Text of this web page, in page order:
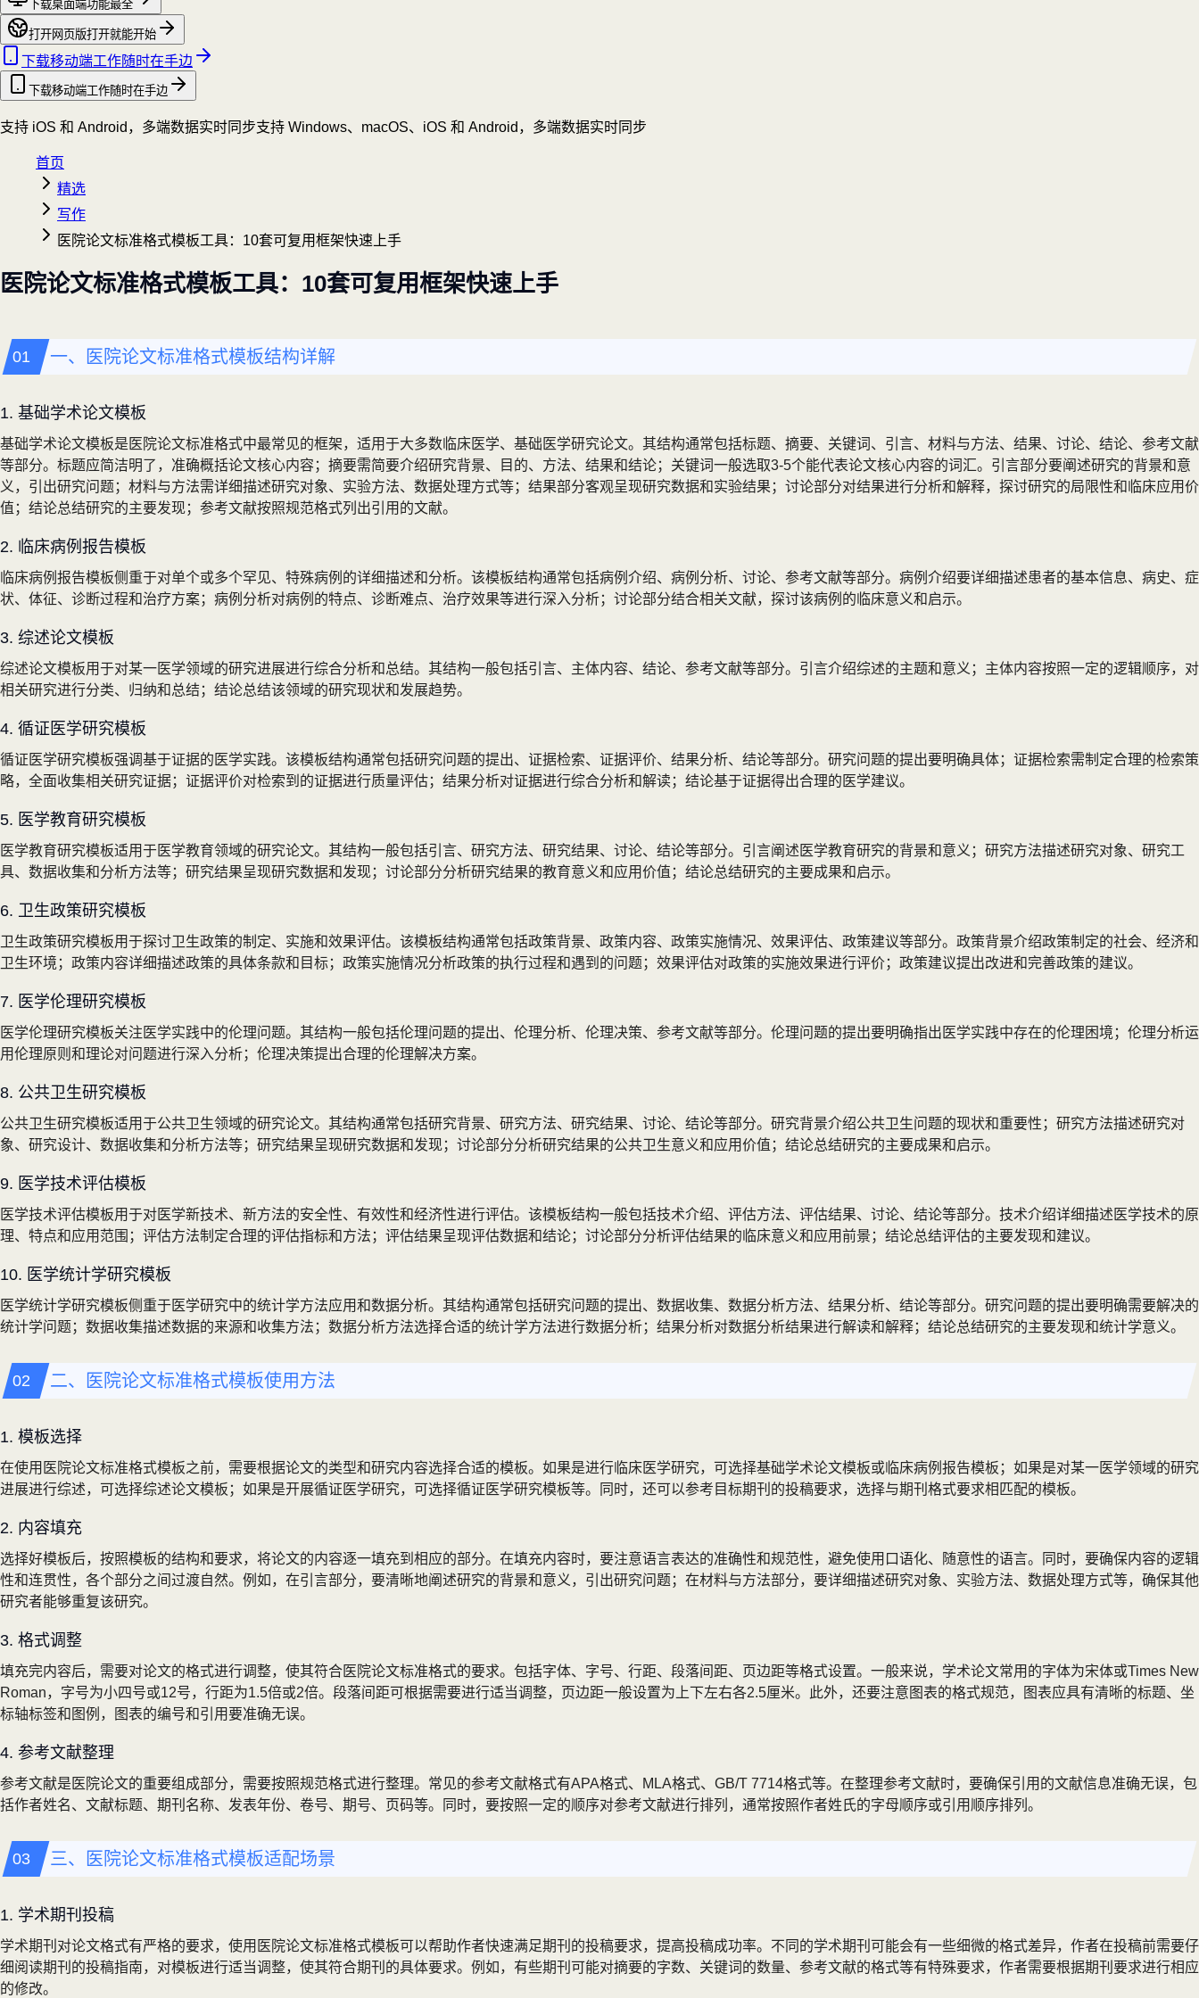
下载桌面端功能最全
打开网页版打开就能开始
下载移动端工作随时在手边
下载移动端工作随时在手边
支持 iOS 和 Android，多端数据实时同步支持 Windows、macOS、iOS 和 Android，多端数据实时同步
首页
精选
写作
医院论文标准格式模板工具：10套可复用框架快速上手
医院论文标准格式模板工具：10套可复用框架快速上手
一、医院论文标准格式模板结构详解
1. 基础学术论文模板
基础学术论文模板是医院论文标准格式中最常见的框架，适用于大多数临床医学、基础医学研究论文。其结构通常包括标题、摘要、关键词、引言、材料与方法、结果、讨论、结论、参考文献
等部分。标题应简洁明了，准确概括论文核心内容；摘要需简要介绍研究背景、目的、方法、结果和结论；关键词一般选取3-5个能代表论文核心内容的词汇。引言部分要阐述研究的背景和意
义，引出研究问题；材料与方法需详细描述研究对象、实验方法、数据处理方式等；结果部分客观呈现研究数据和实验结果；讨论部分对结果进行分析和解释，探讨研究的局限性和临床应用价
值；结论总结研究的主要发现；参考文献按照规范格式列出引用的文献。
2. 临床病例报告模板
临床病例报告模板侧重于对单个或多个罕见、特殊病例的详细描述和分析。该模板结构通常包括病例介绍、病例分析、讨论、参考文献等部分。病例介绍要详细描述患者的基本信息、病史、症
状、体征、诊断过程和治疗方案；病例分析对病例的特点、诊断难点、治疗效果等进行深入分析；讨论部分结合相关文献，探讨该病例的临床意义和启示。
3. 综述论文模板
综述论文模板用于对某一医学领域的研究进展进行综合分析和总结。其结构一般包括引言、主体内容、结论、参考文献等部分。引言介绍综述的主题和意义；主体内容按照一定的逻辑顺序，对
相关研究进行分类、归纳和总结；结论总结该领域的研究现状和发展趋势。
4. 循证医学研究模板
循证医学研究模板强调基于证据的医学实践。该模板结构通常包括研究问题的提出、证据检索、证据评价、结果分析、结论等部分。研究问题的提出要明确具体；证据检索需制定合理的检索策
略，全面收集相关研究证据；证据评价对检索到的证据进行质量评估；结果分析对证据进行综合分析和解读；结论基于证据得出合理的医学建议。
5. 医学教育研究模板
医学教育研究模板适用于医学教育领域的研究论文。其结构一般包括引言、研究方法、研究结果、讨论、结论等部分。引言阐述医学教育研究的背景和意义；研究方法描述研究对象、研究工
具、数据收集和分析方法等；研究结果呈现研究数据和发现；讨论部分分析研究结果的教育意义和应用价值；结论总结研究的主要成果和启示。
6. 卫生政策研究模板
卫生政策研究模板用于探讨卫生政策的制定、实施和效果评估。该模板结构通常包括政策背景、政策内容、政策实施情况、效果评估、政策建议等部分。政策背景介绍政策制定的社会、经济和
卫生环境；政策内容详细描述政策的具体条款和目标；政策实施情况分析政策的执行过程和遇到的问题；效果评估对政策的实施效果进行评价；政策建议提出改进和完善政策的建议。
7. 医学伦理研究模板
医学伦理研究模板关注医学实践中的伦理问题。其结构一般包括伦理问题的提出、伦理分析、伦理决策、参考文献等部分。伦理问题的提出要明确指出医学实践中存在的伦理困境；伦理分析运
用伦理原则和理论对问题进行深入分析；伦理决策提出合理的伦理解决方案。
8. 公共卫生研究模板
公共卫生研究模板适用于公共卫生领域的研究论文。其结构通常包括研究背景、研究方法、研究结果、讨论、结论等部分。研究背景介绍公共卫生问题的现状和重要性；研究方法描述研究对
象、研究设计、数据收集和分析方法等；研究结果呈现研究数据和发现；讨论部分分析研究结果的公共卫生意义和应用价值；结论总结研究的主要成果和启示。
9. 医学技术评估模板
医学技术评估模板用于对医学新技术、新方法的安全性、有效性和经济性进行评估。该模板结构一般包括技术介绍、评估方法、评估结果、讨论、结论等部分。技术介绍详细描述医学技术的原
理、特点和应用范围；评估方法制定合理的评估指标和方法；评估结果呈现评估数据和结论；讨论部分分析评估结果的临床意义和应用前景；结论总结评估的主要发现和建议。
10. 医学统计学研究模板
医学统计学研究模板侧重于医学研究中的统计学方法应用和数据分析。其结构通常包括研究问题的提出、数据收集、数据分析方法、结果分析、结论等部分。研究问题的提出要明确需要解决的
统计学问题；数据收集描述数据的来源和收集方法；数据分析方法选择合适的统计学方法进行数据分析；结果分析对数据分析结果进行解读和解释；结论总结研究的主要发现和统计学意义。
二、医院论文标准格式模板使用方法
1. 模板选择
在使用医院论文标准格式模板之前，需要根据论文的类型和研究内容选择合适的模板。如果是进行临床医学研究，可选择基础学术论文模板或临床病例报告模板；如果是对某一医学领域的研究
进展进行综述，可选择综述论文模板；如果是开展循证医学研究，可选择循证医学研究模板等。同时，还可以参考目标期刊的投稿要求，选择与期刊格式要求相匹配的模板。
2. 内容填充
选择好模板后，按照模板的结构和要求，将论文的内容逐一填充到相应的部分。在填充内容时，要注意语言表达的准确性和规范性，避免使用口语化、随意性的语言。同时，要确保内容的逻辑
性和连贯性，各个部分之间过渡自然。例如，在引言部分，要清晰地阐述研究的背景和意义，引出研究问题；在材料与方法部分，要详细描述研究对象、实验方法、数据处理方式等，确保其他
研究者能够重复该研究。
3. 格式调整
填充完内容后，需要对论文的格式进行调整，使其符合医院论文标准格式的要求。包括字体、字号、行距、段落间距、页边距等格式设置。一般来说，学术论文常用的字体为宋体或Times New
Roman，字号为小四号或12号，行距为1.5倍或2倍。段落间距可根据需要进行适当调整，页边距一般设置为上下左右各2.5厘米。此外，还要注意图表的格式规范，图表应具有清晰的标题、坐
标轴标签和图例，图表的编号和引用要准确无误。
4. 参考文献整理
参考文献是医院论文的重要组成部分，需要按照规范格式进行整理。常见的参考文献格式有APA格式、MLA格式、GB/T 7714格式等。在整理参考文献时，要确保引用的文献信息准确无误，包
括作者姓名、文献标题、期刊名称、发表年份、卷号、期号、页码等。同时，要按照一定的顺序对参考文献进行排列，通常按照作者姓氏的字母顺序或引用顺序排列。
三、医院论文标准格式模板适配场景
1. 学术期刊投稿
学术期刊对论文格式有严格的要求，使用医院论文标准格式模板可以帮助作者快速满足期刊的投稿要求，提高投稿成功率。不同的学术期刊可能会有一些细微的格式差异，作者在投稿前需要仔
细阅读期刊的投稿指南，对模板进行适当调整，使其符合期刊的具体要求。例如，有些期刊可能对摘要的字数、关键词的数量、参考文献的格式等有特殊要求，作者需要根据期刊要求进行相应
的修改。